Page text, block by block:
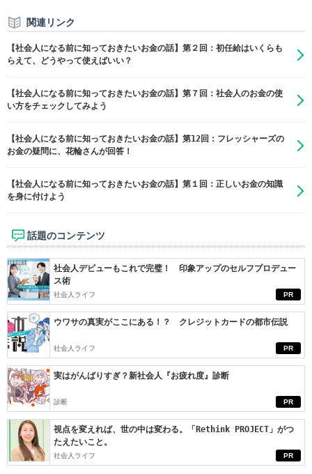
関連リンク
【社会人になる前に知っておきたいお金の話】第２回：初任給はいくらも
らえて、どうやって使えばいい？
【社会人になる前に知っておきたいお金の話】第７回：社会人のお金の使
い方をチェックしてみよう
【社会人になる前に知っておきたいお金の話】第12回：フレッシャーズの
お金の疑問に、花輪さんが回答！
【社会人になる前に知っておきたいお金の話】第１回：正しいお金の知識
を身に付けよう
話題のコンテンツ
PR
社会人デビューもこれで完璧！ 印象アップのセルフプロデュー
ス術
社会人ライフ
PR
ウワサの真実がここにある！？ クレジットカードの都市伝説
社会人ライフ
PR
実はがんばりすぎ？新社会人『お疲れ度』診断
診断
PR
視点を変えれば、世の中は変わる。「Rethink PROJECT」がつ
たえたいこと。
社会人ライフ